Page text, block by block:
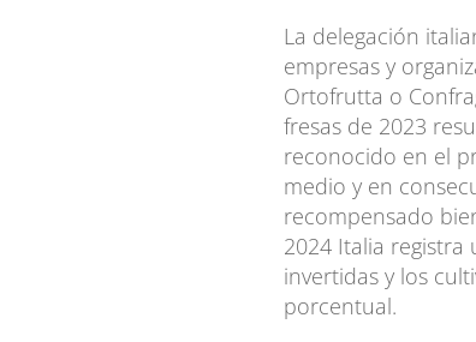
La delegación
empresas y
Ortofrutta o
fresas de 2023
reconocido en el
medio y en
recompensado
2024 Italia registra
invertidas y los
porcentual.